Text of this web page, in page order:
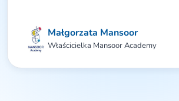
Małgorzata Mansoor
Właścicielka Mansoor Academy